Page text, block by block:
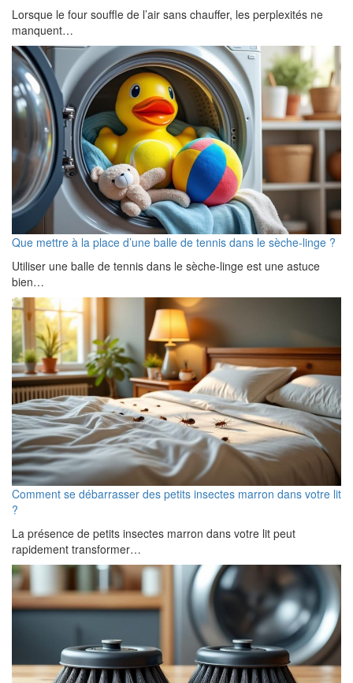
Lorsque le four souffle de l’air sans chauffer, les perplexités ne
manquent…
Que mettre à la place d’une balle de tennis dans le sèche-linge ?
Utiliser une balle de tennis dans le sèche-linge est une astuce
bien…
Comment se débarrasser des petits insectes marron dans votre lit
?
La présence de petits insectes marron dans votre lit peut
rapidement transformer…